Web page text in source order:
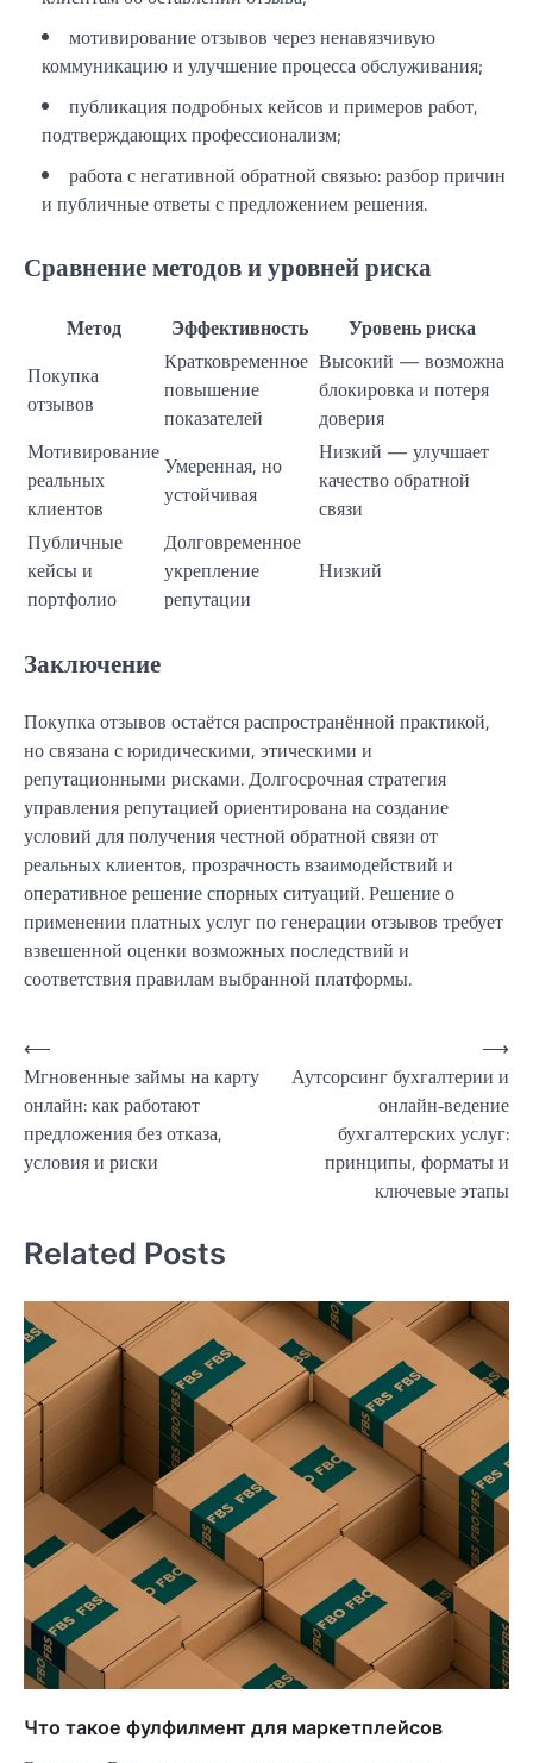
мотивирование отзывов через ненавязчивую
коммуникацию и улучшение процесса обслуживания;
публикация подробных кейсов и примеров работ,
подтверждающих профессионализм;
работа с негативной обратной связью: разбор причин
и публичные ответы с предложением решения.
Сравнение методов и уровней риска
Метод Эффективность
Уровень риска
Покупка
отзывов
Кратковременное
повышение
показателей
Высокий — возможна
блокировка и потеря
доверия
Мотивирование
реальных
клиентов
Умеренная, но
устойчивая
Низкий — улучшает
качество обратной
связи
Публичные
кейсы и
портфолио
Долговременное
укрепление
репутации
Низкий
Заключение
Покупка отзывов остаётся распространённой практикой,
но связана с юридическими, этическими и
репутационными рисками. Долгосрочная стратегия
управления репутацией ориентирована на создание
условий для получения честной обратной связи от
реальных клиентов, прозрачность взаимодействий и
оперативное решение спорных ситуаций. Решение о
применении платных услуг по генерации отзывов требует
взвешенной оценки возможных последствий и
соответствия правилам выбранной платформы.
Навигация
по
записям
⟵
Мгновенные займы на карту
онлайн: как работают
предложения без отказа,
условия и риски
Аутсорсинг бухгалтерии и
онлайн‑ведение
бухгалтерских услуг:
принципы, форматы и
ключевые этапы
⟶
Related Posts
Что такое фулфилмент для маркетплейсов